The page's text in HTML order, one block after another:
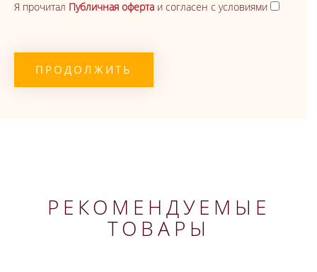
Я прочитал Публичная оферта и согласен с условиями
ПРОДОЛЖИТЬ
РЕКОМЕНДУЕМЫЕ
ТОВАРЫ